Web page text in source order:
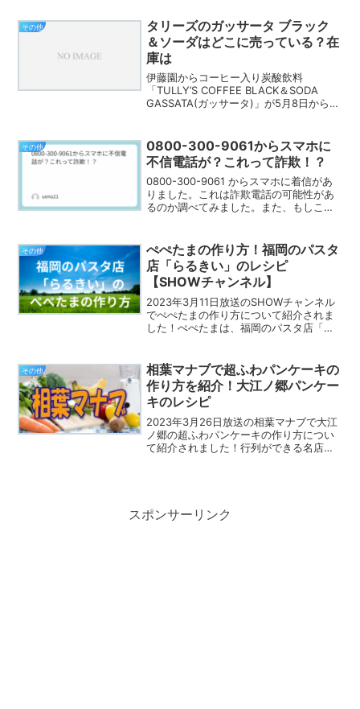
の刀鍛冶の里編が何巻からなのかを調べ
ましたので読み返...
その他
タリーズのガッサータ ブラック
＆ソーダはどこに売っている？在
庫は
伊藤園からコーヒー入り炭酸飲料
「TULLY’S COFFEE BLACK＆SODA
GASSATA(ガッサータ)」が5月8日から発
のガッサータ3本と黒泡グラスセ...
その他
0800-300-9061からスマホに
不信電話が？これって詐欺！？
0800-300-9061 からスマホに着信があ
りました。これは詐欺電話の可能性があ
るのか調べてみました。また、もしこの
番号を知らせずに相手が誰なのかを特定
できるの...
その他
ぺぺたまの作り方！福岡のパスタ
店「らるきい」のレシピ
【SHOWチャンネル】
2023年3月11日放送のSHOWチャンネル
でぺぺたまの作り方について紹介されま
した！ぺぺたまは、福岡のパスタ店「ら
きています。ぺぺたまのレシピぺぺたま
の材料●材料（1...
その他
相葉マナブで超ふわパンケーキの
作り方を紹介！大江ノ郷パンケー
キのレシピ
2023年3月26日放送の相葉マナブで大江
ノ郷の超ふわパンケーキの作り方につい
て紹介されました！行列ができる名店の
スポンサーリンク